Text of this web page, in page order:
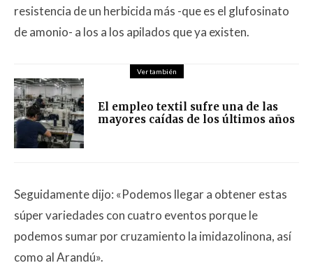
resistencia de un herbicida más -que es el glufosinato
de amonio- a los a los apilados que ya existen.
Ver también
El empleo textil sufre una de las
mayores caídas de los últimos años
Seguidamente dijo: «Podemos llegar a obtener estas
súper variedades con cuatro eventos porque le
podemos sumar por cruzamiento la imidazolinona, así
como al Arandú».